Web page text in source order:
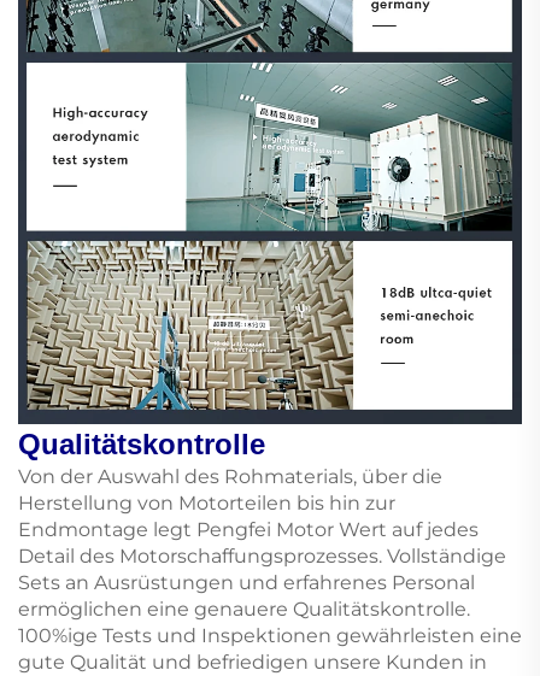
Qualitätskontrolle
Von der Auswahl des Rohmaterials, über die
Herstellung von Motorteilen bis hin zur
Endmontage legt Pengfei Motor Wert auf jedes
Detail des Motorschaffungsprozesses. Vollständige
Sets an Ausrüstungen und erfahrenes Personal
ermöglichen eine genauere Qualitätskontrolle.
100%ige Tests und Inspektionen gewährleisten eine
gute Qualität und befriedigen unsere Kunden in